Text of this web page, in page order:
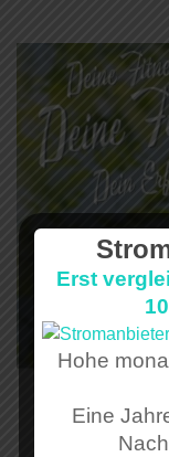
Erst
Hohe
Eine